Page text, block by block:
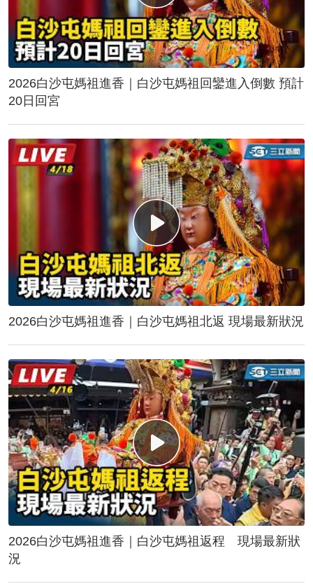
2026白沙屯媽祖進香｜白沙屯媽祖回鑾進入倒數 預計
20日回宮
2026白沙屯媽祖進香｜白沙屯媽祖北返 現場最新狀況
2026白沙屯媽祖進香｜白沙屯媽祖返程 現場最新狀
況